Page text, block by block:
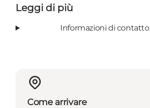
Leggi di più
Informazioni di contatto
Come arrivare